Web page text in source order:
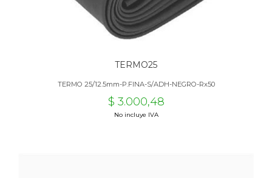
TERMO25
TERMO 25/12.5mm-P.FINA-S/ADH-NEGRO-Rx50
$ 3.000,48
No incluye IVA